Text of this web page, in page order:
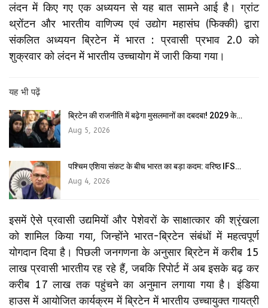
लंदन में किए गए एक अध्ययन से यह बात सामने आई है। ग्रांट
थ्रोंटन और भारतीय वाणिज्य एवं उद्योग महासंघ (फिक्की) द्वारा
संकलित अध्ययन ब्रिटेन में भारत : प्रवासी प्रभाव 2.0 को
शुक्रवार को लंदन में भारतीय उच्चायोग में जारी किया गया।
यह भी पढ़ें
ब्रिटेन की राजनीति में बढ़ेगा मुसलमानों का दबदबा! 2029 के…
Aug 5, 2026
पश्चिम एशिया संकट के बीच भारत का बड़ा कदम: वरिष्ठ IFS…
Aug 4, 2026
इसमें ऐसे प्रवासी उद्यमियों और पेशेवरों के साक्षात्कार की श्रृंखला
को शामिल किया गया, जिन्होंने भारत-ब्रिटेन संबंधों में महत्वपूर्ण
योगदान दिया है। पिछली जनगणना के अनुसार ब्रिटेन में करीब 15
लाख प्रवासी भारतीय रह रहे हैं, जबकि रिपोर्ट में अब इसके बढ़ कर
करीब 17 लाख तक पहुंचने का अनुमान लगाया गया है। इंडिया
हाउस में आयोजित कार्यक्रम में ब्रिटेन में भारतीय उच्चायुक्त गायत्री